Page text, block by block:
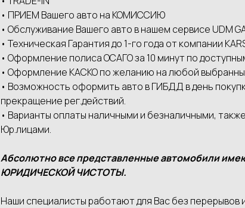
• ПРИЕМ Вашего авто на КОМИССИЮ
• Обслуживание Вашего авто в нашем сервисе UDМ
• Техническая Гарантия до 1-го года от компании
• Оформление полиса ОСАГО за 10 минут по
• Оформление КАСКО по желанию на любой
• Возможность оформить авто в ГИБДД в день
прекращение рег.действий.
• Варианты оплаты наличными и безналичными,
Юр.лицами.
Абсолютно все представленные автомобили
ЮРИДИЧЕСКОЙ ЧИСТОТЫ.
Наши специалисты работают для Вас без перерывов